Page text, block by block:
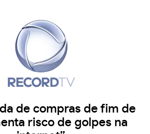
de compras de fim de
risco de golpes na